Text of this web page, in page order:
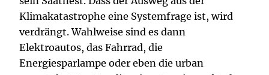
Klimakatastrophe eine Systemfrage ist, wird
verdrängt. Wahlweise sind es dann
Elektroautos, das Fahrrad, die
Energiesparlampe oder eben die urban